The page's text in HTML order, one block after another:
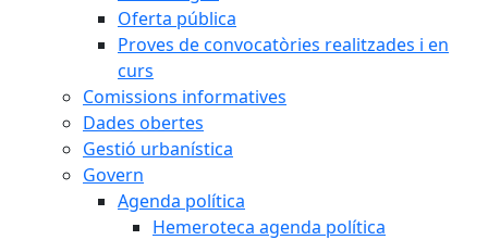
Oferta pública
Proves de convocatòries realitzades i en
curs
Comissions informatives
Dades obertes
Gestió urbanística
Govern
Agenda política
Hemeroteca agenda política